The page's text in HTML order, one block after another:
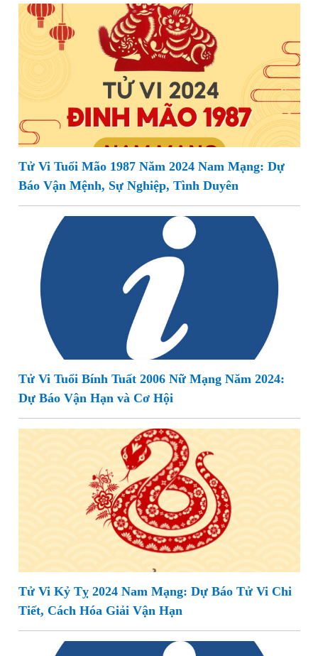
Tử Vi Tuổi Mão 1987 Năm 2024 Nam Mạng: Dự
Báo Vận Mệnh, Sự Nghiệp, Tình Duyên
Tử Vi Tuổi Bính Tuất 2006 Nữ Mạng Năm 2024:
Dự Báo Vận Hạn và Cơ Hội
Tử Vi Kỷ Tỵ 2024 Nam Mạng: Dự Báo Tử Vi Chi
Tiết, Cách Hóa Giải Vận Hạn